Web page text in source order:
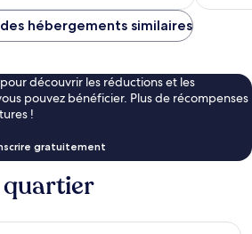
est
de
hébergements similaires
découvrir les réductions et les
pouvez bénéficier. Plus de récompenses
!
gratuitement
quartier